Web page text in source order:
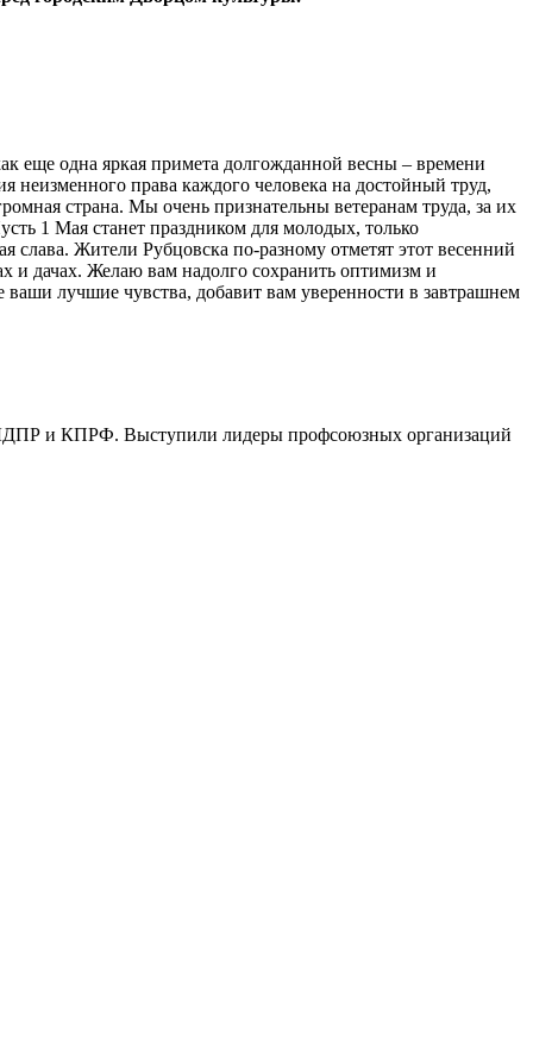
еще одна яркая примета долгожданной весны – времени
неизменного права каждого человека на достойный труд,
страна. Мы очень признательны ветеранам труда, за их
1 Мая станет праздником для молодых, только
Жители Рубцовска по-разному отметят этот весенний
и дачах. Желаю вам надолго сохранить оптимизм и
лучшие чувства, добавит вам уверенности в завтрашнем
и КПРФ. Выступили лидеры профсоюзных организаций